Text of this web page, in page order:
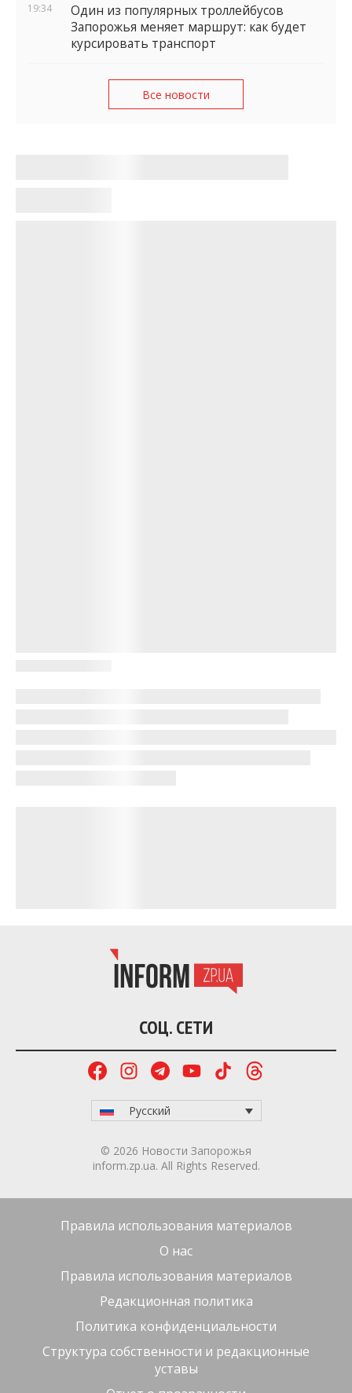
19:34
Один из популярных троллейбусов
Запорожья меняет маршрут: как будет
курсировать транспорт
Все новости
СОЦ. СЕТИ
Русский
© 2026 Новости Запорожья
inform.zp.ua. All Rights Reserved.
Правила использования материалов
О нас
Правила использования материалов
Редакционная политика
Политика конфиденциальности
Структура собственности и редакционные
уставы